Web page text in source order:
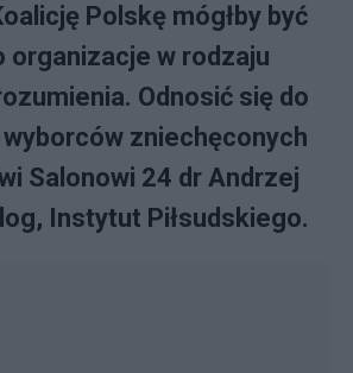
Polskę mógłby być
organizacje w rodzaju
Odnosić się do
zniechęconych
Salonowi 24 dr Andrzej
Instytut Piłsudskiego.